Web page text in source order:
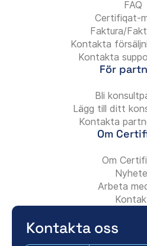
FAQ
Certifiqat-
Faktura/
Kontakta
Kontakta
För
Bli
Lägg till ditt
Kontakta
Om
Om
Arbeta
Kontakta oss